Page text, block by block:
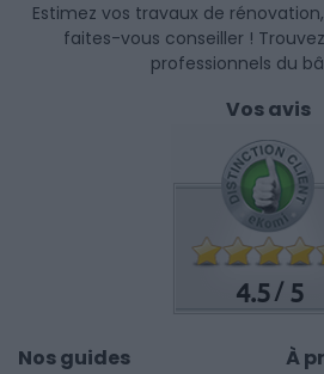
Estimez vos travaux de
faites-vous conseiller !
professionnels du
Vos avis
4.5 /5
Nos guides À